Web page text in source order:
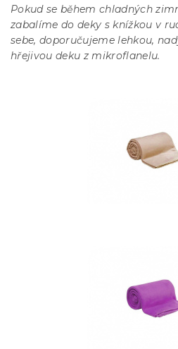
Pokud se během chladných
zabalíme do deky s knížkou v
sebe, doporučujeme lehkou,
hřejivou deku z mikroflanelu.